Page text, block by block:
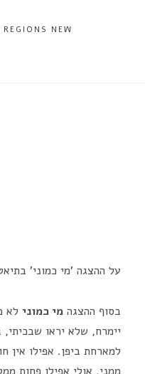
REGIONS NEW – צומת ספרותי
על ההצגה 'מי כמוני'
בסוף ההצגה מי כמוני לא
יימרח, שלא יראו
למארחת ביפן. אפילו